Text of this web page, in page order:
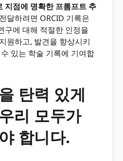
지점에 명확한 프롬프트 추
달하려면 ORCID 기록은
구에 대해 적절한 인정을
원하고, 발견을 향상시키
있는 학술 기록에 기여합
탄력 있게
리 모두가
합니다.